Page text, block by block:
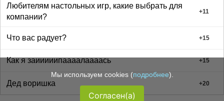
Любителям настольных игр, какие выбрать для
компании?
+11
Что вас радует? +15
Как я заииииипаааалаааась +15
Дед воришка +20
Мы используем cookies (подробнее).
Согласен(а)